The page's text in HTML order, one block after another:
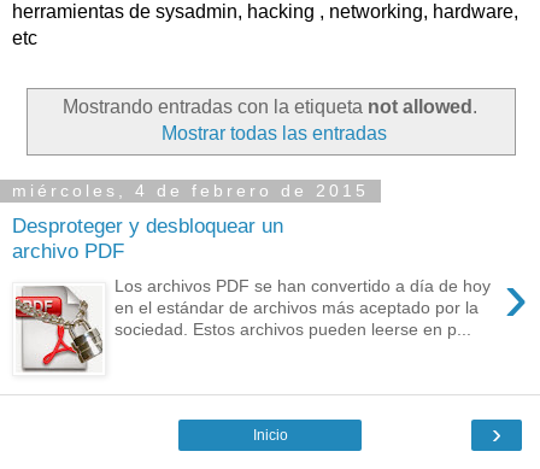
herramientas de sysadmin, hacking , networking, hardware,
etc
Mostrando entradas con la etiqueta not allowed .
Mostrar todas las entradas
miércoles, 4 de febrero de 2015
Desproteger y desbloquear un
archivo PDF
›
Los archivos PDF se han convertido a día de hoy
en el estándar de archivos más aceptado por la
sociedad. Estos archivos pueden leerse en p...
›
Inicio